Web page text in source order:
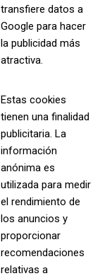
transfiere datos a
Google para hacer
la publicidad más
atractiva.
Estas cookies
tienen una finalidad
publicitaria. La
información
anónima es
utilizada para medir
el rendimiento de
los anuncios y
proporcionar
recomendaciones
relativas a